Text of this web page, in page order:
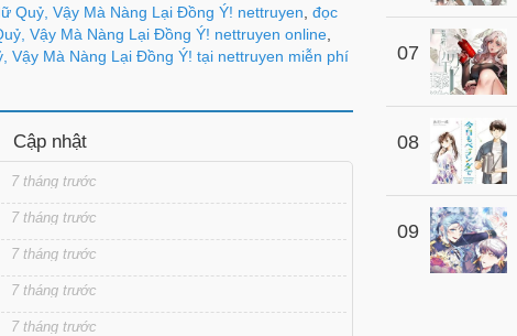
Quỷ, Vậy Mà Nàng Lại Đồng Ý! nettruyen đọc
Vậy Mà Nàng Lại Đồng Ý! nettruyen online,
Vậy Mà Nàng Lại Đồng Ý! tại nettruyen miễn phí
Cập nhật
7 tháng trước
7 tháng trước
7 tháng trước
7 tháng trước
7 tháng trước
07
08
09